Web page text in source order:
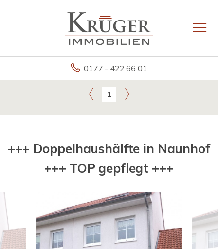
0177 - 422 66 01
1
+++ Doppelhaushälfte in Naunhof
+++ TOP gepflegt +++